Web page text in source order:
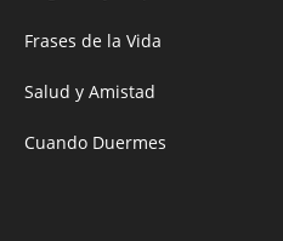
Frases de la Vida
Salud y Amistad
Cuando Duermes